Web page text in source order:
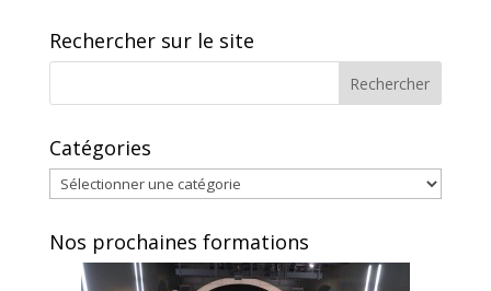
Rechercher sur le site
Catégories
Catégories
Nos prochaines formations